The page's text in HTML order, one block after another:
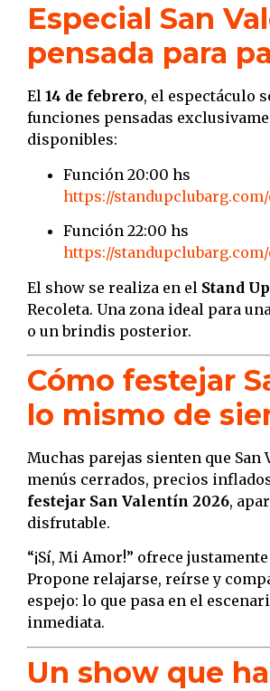
Especial San
pensada para
El 14 de febrero, el espectáculo
funciones pensadas
disponibles:
Función 20:00 hs
https://
Función 22:00 hs
https://
El show se realiza en el Stand
Recoleta. Una zona ideal para
o un brindis posterior.
Cómo festejar
lo mismo de
Muchas parejas sienten que
menús cerrados, precios
festejar San Valentín 2026,
disfrutable.
“¡Sí, Mi Amor!” ofrece
Propone relajarse, reírse y
espejo: lo que pasa en el
inmediata.
Un show que